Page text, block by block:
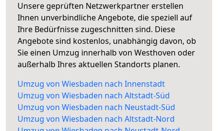
Unsere geprüften Netzwerkpartner erstellen
Ihnen unverbindliche Angebote, die speziell auf
Ihre Bedürfnisse zugeschnitten sind. Diese
Angebote sind kostenlos, unabhängig davon, ob
Sie einen Umzug innerhalb von Westhoven oder
außerhalb Ihres aktuellen Standorts planen.
Umzug von Wiesbaden nach Innenstadt
Umzug von Wiesbaden nach Altstadt-Süd
Umzug von Wiesbaden nach Neustadt-Süd
Umzug von Wiesbaden nach Altstadt-Nord